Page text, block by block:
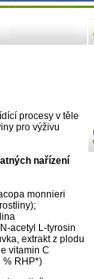
procesy v těle
pro výživu
nařízení
monnieri
acetyl L-tyrosin
extrakt z plodu
vitamin C
% RHP*)